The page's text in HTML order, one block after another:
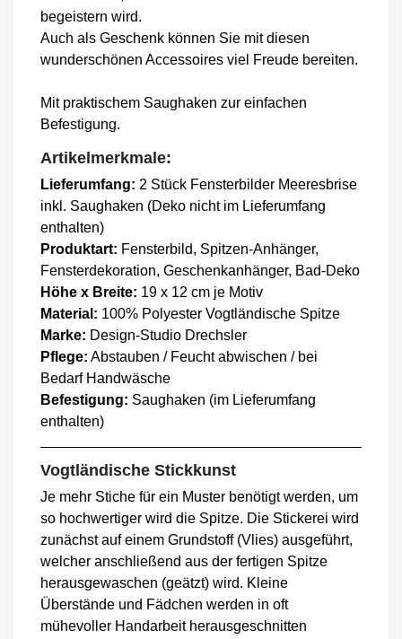
begeistern wird.
Auch als Geschenk können Sie mit diesen
wunderschönen Accessoires viel Freude bereiten.
Mit praktischem Saughaken zur einfachen
Befestigung.
Artikelmerkmale:
Lieferumfang: 2 Stück Fensterbilder Meeresbrise
inkl. Saughaken (Deko nicht im Lieferumfang
enthalten)
Produktart: Fensterbild, Spitzen-Anhänger,
Fensterdekoration, Geschenkanhänger, Bad-Deko
Höhe x Breite: 19 x 12 cm je Motiv
Material: 100% Polyester Vogtländische Spitze
Marke: Design-Studio Drechsler
Pflege: Abstauben / Feucht abwischen / bei
Bedarf Handwäsche
Befestigung: Saughaken (im Lieferumfang
enthalten)
Vogtländische Stickkunst
Je mehr Stiche für ein Muster benötigt werden, um
so hochwertiger wird die Spitze. Die Stickerei wird
zunächst auf einem Grundstoff (Vlies) ausgeführt,
welcher anschließend aus der fertigen Spitze
herausgewaschen (geätzt) wird. Kleine
Überstände und Fädchen werden in oft
mühevoller Handarbeit herausgeschnitten